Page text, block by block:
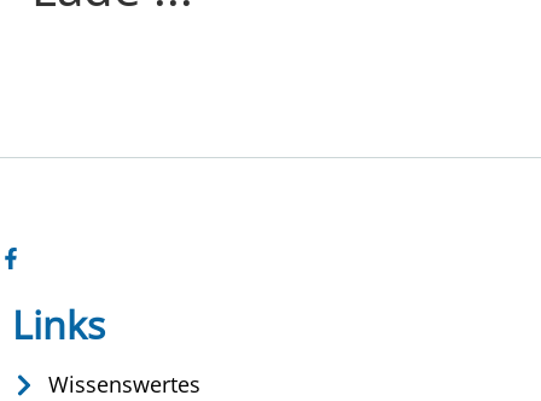
Links
Wissenswertes